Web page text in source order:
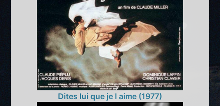
Dites lui que je l aime (1977)